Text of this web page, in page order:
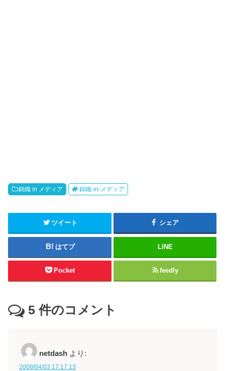
錦織 in メディア 錦織-in-メディア
ツイート シェア
はてブ LINE
Pocket feedly
5 件のコメント
netdash より:
2009/04/03 17:17:13